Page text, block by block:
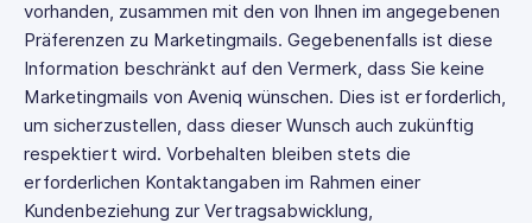
vorhanden, zusammen mit den von Ihnen im angegebenen
Präferenzen zu Marketingmails. Gegebenenfalls ist diese
Information beschränkt auf den Vermerk, dass Sie keine
Marketingmails von Aveniq wünschen. Dies ist erforderlich,
um sicherzustellen, dass dieser Wunsch auch zukünftig
respektiert wird. Vorbehalten bleiben stets die
erforderlichen Kontaktangaben im Rahmen einer
Kundenbeziehung zur Vertragsabwicklung,